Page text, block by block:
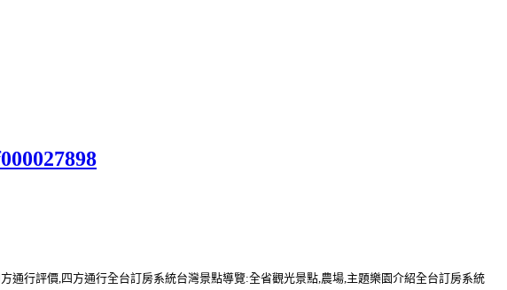
通行評價,四方通行全台訂房系統台灣景點導覽:全省觀光景點,農場,主題樂園介紹全台訂房系統